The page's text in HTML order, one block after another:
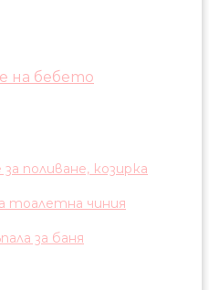
на бебето
поливане, козирка
тоалетна чиния
за баня